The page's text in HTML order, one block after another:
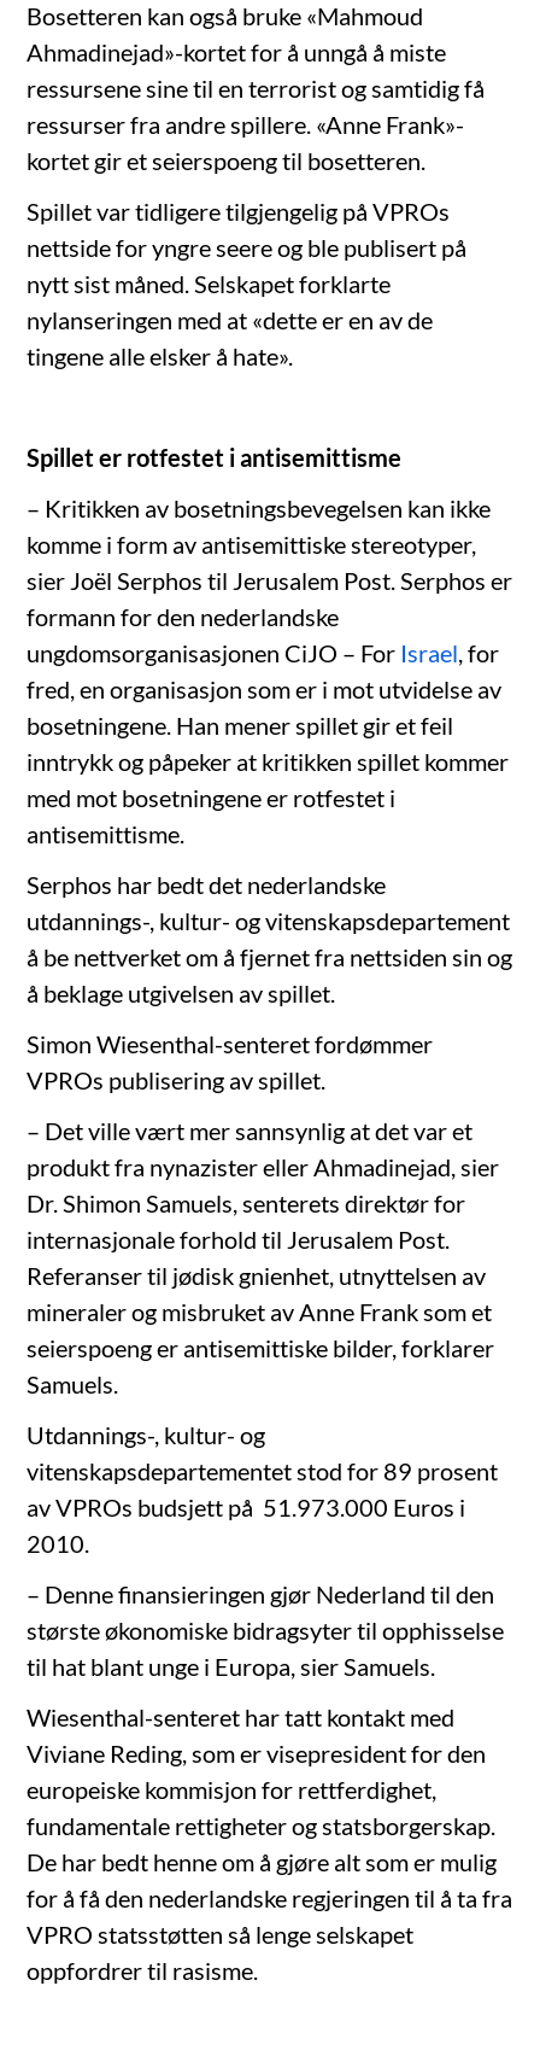
Bosetteren kan også bruke «Mahmoud
Ahmadinejad»-kortet for å unngå å miste
ressursene sine til en terrorist og samtidig få
ressurser fra andre spillere. «Anne Frank»-
kortet gir et seierspoeng til bosetteren.
Spillet var tidligere tilgjengelig på VPROs
nettside for yngre seere og ble publisert på
nytt sist måned. Selskapet forklarte
nylanseringen med at «dette er en av de
tingene alle elsker å hate».
Spillet er rotfestet i antisemittisme
– Kritikken av bosetningsbevegelsen kan ikke
komme i form av antisemittiske stereotyper,
sier Joël Serphos til Jerusalem Post. Serphos er
formann for den nederlandske
ungdomsorganisasjonen CiJO – For Israel, for
fred, en organisasjon som er i mot utvidelse av
bosetningene. Han mener spillet gir et feil
inntrykk og påpeker at kritikken spillet kommer
med mot bosetningene er rotfestet i
antisemittisme.
Serphos har bedt det nederlandske
utdannings-, kultur- og vitenskapsdepartement
å be nettverket om å fjernet fra nettsiden sin og
å beklage utgivelsen av spillet.
Simon Wiesenthal-senteret fordømmer
VPROs publisering av spillet.
– Det ville vært mer sannsynlig at det var et
produkt fra nynazister eller Ahmadinejad, sier
Dr. Shimon Samuels, senterets direktør for
internasjonale forhold til Jerusalem Post.
Referanser til jødisk gnienhet, utnyttelsen av
mineraler og misbruket av Anne Frank som et
seierspoeng er antisemittiske bilder, forklarer
Samuels.
Utdannings-, kultur- og
vitenskapsdepartementet stod for 89 prosent
av VPROs budsjett på 51.973.000 Euros i
2010.
– Denne finansieringen gjør Nederland til den
største økonomiske bidragsyter til opphisselse
til hat blant unge i Europa, sier Samuels.
Wiesenthal-senteret har tatt kontakt med
Viviane Reding, som er visepresident for den
europeiske kommisjon for rettferdighet,
fundamentale rettigheter og statsborgerskap.
De har bedt henne om å gjøre alt som er mulig
for å få den nederlandske regjeringen til å ta fra
VPRO statsstøtten så lenge selskapet
oppfordrer til rasisme.